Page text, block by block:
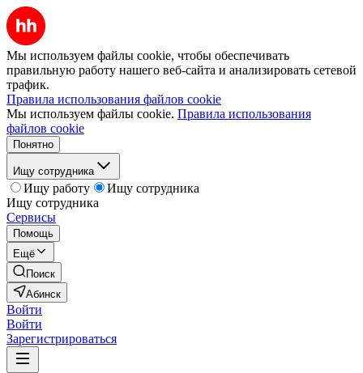
Мы используем файлы cookie, чтобы обеспечивать
правильную работу нашего веб-сайта и анализировать сетевой
трафик.
Правила использования файлов cookie
Мы используем файлы cookie. Правила использования
файлов cookie
Понятно
Ищу сотрудника
Ищу работу
Ищу сотрудника
Ищу сотрудника
Сервисы
Помощь
Ещё
Поиск
Абинск
Войти
Войти
Зарегистрироваться